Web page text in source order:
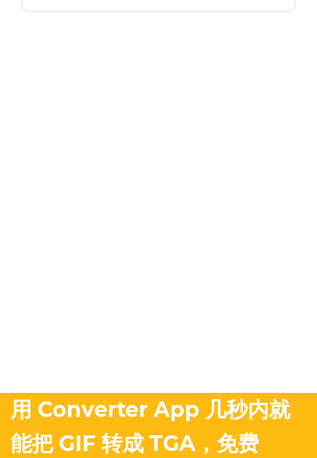
用 Converter App 几秒内就
能把 GIF 转成 TGA，免费